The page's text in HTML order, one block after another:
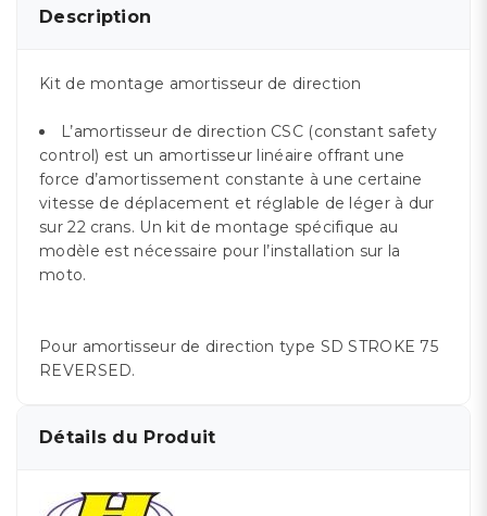
Description
Kit de montage amortisseur de direction
L’amortisseur de direction CSC (constant safety
control) est un amortisseur linéaire offrant une
force d’amortissement constante à une certaine
vitesse de déplacement et réglable de léger à dur
sur 22 crans. Un kit de montage spécifique au
modèle est nécessaire pour l’installation sur la
moto.
Pour amortisseur de direction type SD STROKE 75
REVERSED.
Détails du Produit